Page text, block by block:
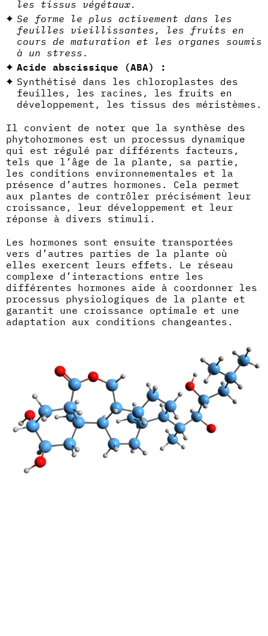
les tissus végétaux.
Se forme le plus activement dans les
feuilles vieillissantes, les fruits en
cours de maturation et les organes soumis
à un stress.
Acide abscissique (ABA) :
Synthétisé dans les chloroplastes des
feuilles, les racines, les fruits en
développement, les tissus des méristèmes.
Il convient de noter que la synthèse des
phytohormones est un processus dynamique
qui est régulé par différents facteurs,
tels que l’âge de la plante, sa partie,
les conditions environnementales et la
présence d’autres hormones. Cela permet
aux plantes de contrôler précisément leur
croissance, leur développement et leur
réponse à divers stimuli.
Les hormones sont ensuite transportées
vers d’autres parties de la plante où
elles exercent leurs effets. Le réseau
complexe d’interactions entre les
différentes hormones aide à coordonner les
processus physiologiques de la plante et
garantit une croissance optimale et une
adaptation aux conditions changeantes.